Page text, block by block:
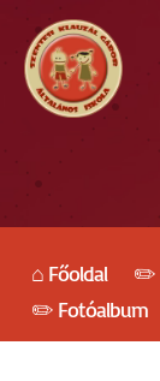
⌂ Főoldal ✏️
✏️ Fotóalbum